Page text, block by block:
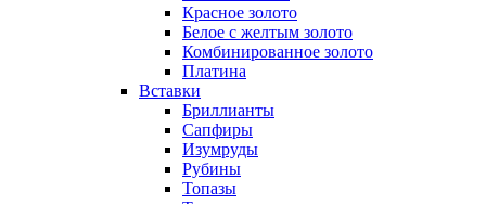
Красное золото
Белое с желтым золото
Комбинированное золото
Платина
Вставки
Бриллианты
Сапфиры
Изумруды
Рубины
Топазы